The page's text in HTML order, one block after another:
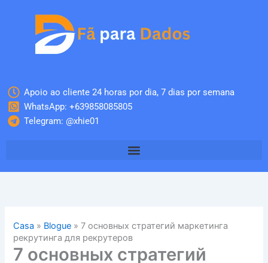
Apoio ao cliente 24 horas por dia, 7 dias por semana
WhatsApp: +639858085805
Telegram: @xhie01
Casa » Blogue » 7 основных стратегий маркетинга
рекрутинга для рекрутеров
7 основных стратегий